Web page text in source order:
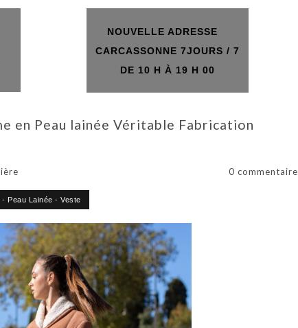
NOUVELLE ADRESSE
CARCASSONNE 7JOURS / 7
DE 10 H À 19 H 00
en Peau lainée Véritable Fabrication
0 commentaire